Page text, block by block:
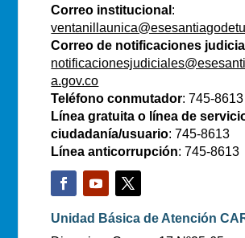
Correo institucional :
Correo de notificaciones
a.gov.co
Teléfono conmutador: 745-8613
Línea gratuita o línea de
ciudadanía/usuario: 745-8613
Línea anticorrupción: 745-8613
Unidad Básica de Atención